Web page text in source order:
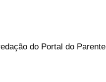
do Portal do Parente